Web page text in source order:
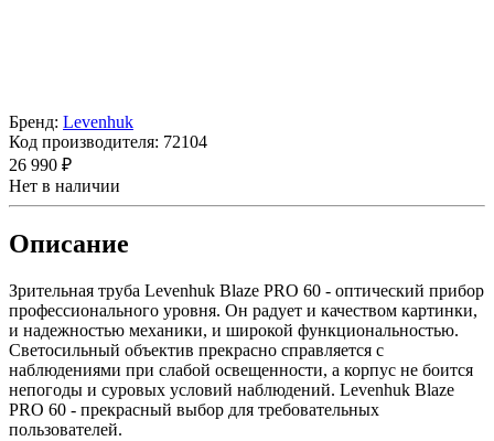
Бренд: Levenhuk
Код производителя: 72104
26 990 ₽
Нет в наличии
Описание
Зрительная труба Levenhuk Blaze PRO 60 - оптический прибор
профессионального уровня. Он радует и качеством картинки,
и надежностью механики, и широкой функциональностью.
Светосильный объектив прекрасно справляется с
наблюдениями при слабой освещенности, а корпус не боится
непогоды и суровых условий наблюдений. Levenhuk Blaze
PRO 60 - прекрасный выбор для требовательных
пользователей.